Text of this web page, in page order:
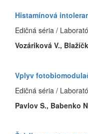
Histamínová
Edičná séria /
Vozáriková V.,
Vplyv
Edičná séria /
Pavlov S., Babenko